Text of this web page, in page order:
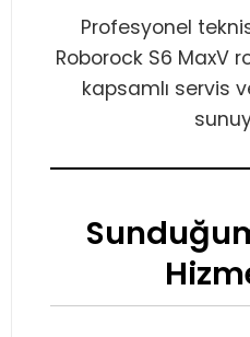
Profesyonel
Roborock S6 MaxV
kapsamlı servis